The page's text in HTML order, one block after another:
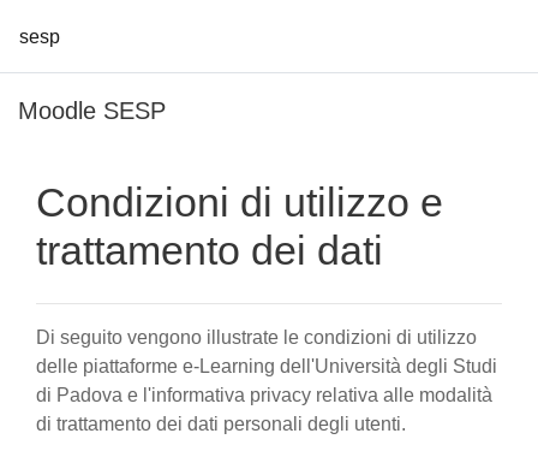
sesp
Moodle SESP
Condizioni di utilizzo e
trattamento dei dati
Di seguito vengono illustrate le condizioni di utilizzo
delle piattaforme e-Learning dell'Università degli Studi
di Padova e l'informativa privacy relativa alle modalità
di trattamento dei dati personali degli utenti.